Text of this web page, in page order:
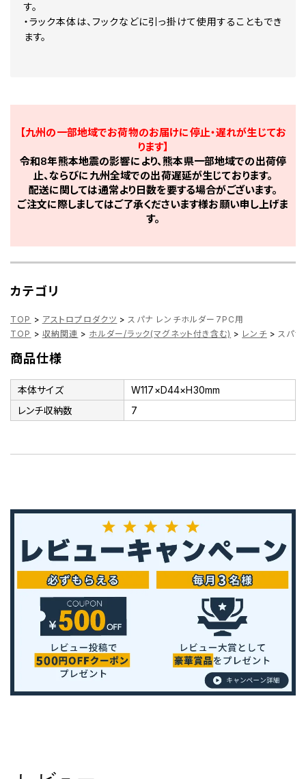
す。
・ラック本体は、フックなどに引っ掛けて使用することもでき
ます。
【九州の一部地域でお荷物のお届けに停止・遅れが生じてお
ります】
令和8年熊本地震の影響により、熊本県一部地域での出荷停
止、ならびに九州全域での出荷遅延が生じております。
配送に関しては通常より日数を要する場合がございます。
ご注文に際しましてはご了承くださいます様お願い申し上げま
す。
カテゴリ
TOP > アストロプロダクツ > スパナ レンチホルダー7PC用
TOP > 収納関連 > ホルダー/ラック(マグネット付き含む) > レンチ > スパ
商品仕様
本体サイズ
W117×D44×H30mm
レンチ収納数
7